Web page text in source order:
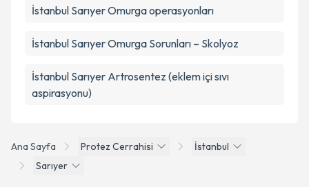
Ana Sayfa Protez Cerrahisi
İstanbul
Sarıyer
İstanbul Sarıyer Omurga operasyonları
İstanbul Sarıyer Omurga Sorunları – Skolyoz
İstanbul Sarıyer Artrosentez (eklem içi sıvı
aspirasyonu)